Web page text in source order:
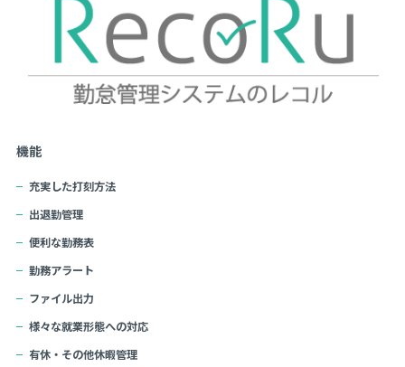
機能
充実した打刻方法
出退勤管理
便利な勤務表
勤務アラート
ファイル出力
様々な就業形態への対応
有休・その他休暇管理